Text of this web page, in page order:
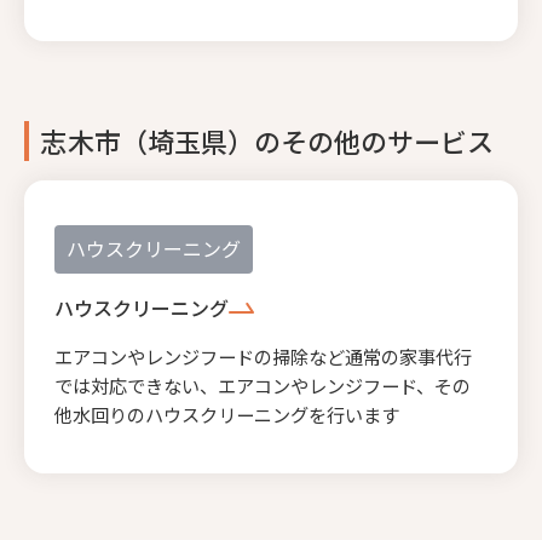
志木市（埼玉県）のその他のサービス
ハウスクリーニング
ハウスクリーニング
エアコンやレンジフードの掃除など通常の家事代行
では対応できない、エアコンやレンジフード、その
他水回りのハウスクリーニングを行います